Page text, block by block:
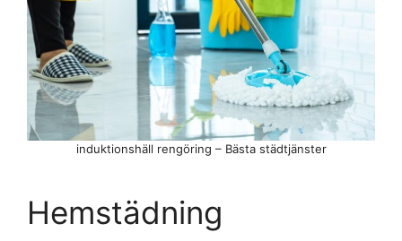
induktionshäll rengöring – Bästa städtjänster
Hemstädning